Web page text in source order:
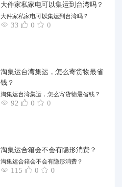
大件家私家电可以集运到台湾吗？
大件家私家电可以集运到台湾吗？
33 0 0
淘集运台湾集运，怎么寄货物最省
钱？
淘集运台湾集运，怎么寄货物最省钱？
92 0 0
淘集运合箱会不会有隐形消费？
淘集运合箱会不会有隐形消费？
115 0 0